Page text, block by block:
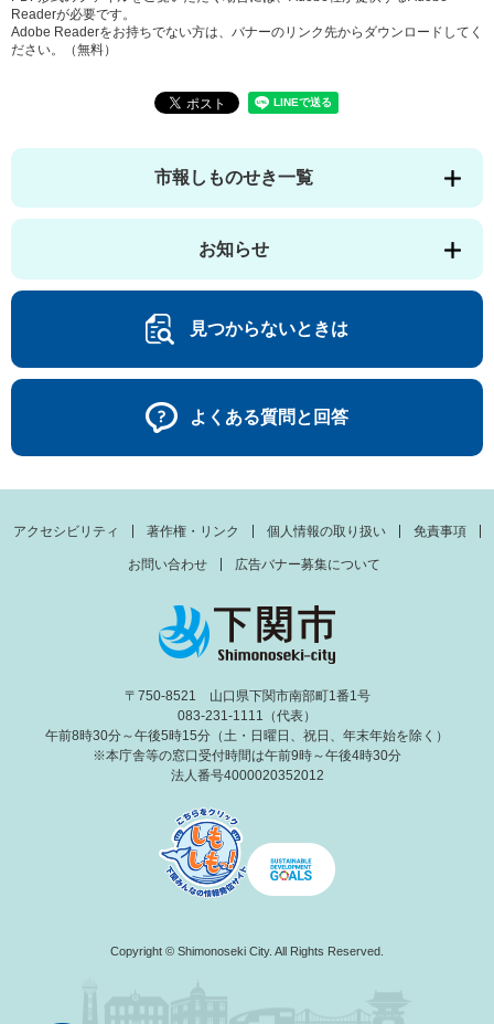
Readerが必要です。
Adobe Readerをお持ちでない方は、バナーのリンク先からダウンロードしてく
ださい。（無料）
市報しものせき一覧
お知らせ
見つからないときは
よくある質問と回答
アクセシビリティ 著作権・リンク 個人情報の取り扱い 免責事項
お問い合わせ 広告バナー募集について
〒750-8521 山口県下関市南部町1番1号
083-231-1111（代表）
午前8時30分～午後5時15分（土・日曜日、祝日、年末年始を除く）
※本庁舎等の窓口受付時間は午前9時～午後4時30分
法人番号4000020352012
Copyright © Shimonoseki City. All Rights Reserved.